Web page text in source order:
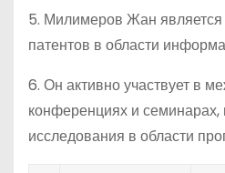
5. Милимеров Жан является
патентов в области
6. Он активно участвует в
конференциях и семинарах,
исследования в области